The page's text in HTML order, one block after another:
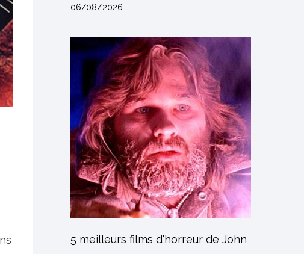
06/08/2026
5 meilleurs films d'horreur de John